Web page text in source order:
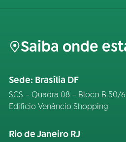
Saiba onde
Sede: Brasília DF
SCS – Quadra 08 – Bloco B 50/
Edifício Venâncio Shopping
Rio de Janeiro RJ